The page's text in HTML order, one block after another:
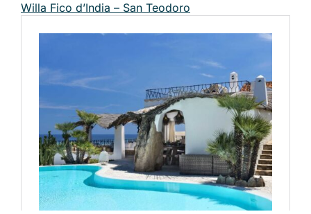
Willa Fico d’India – San Teodoro